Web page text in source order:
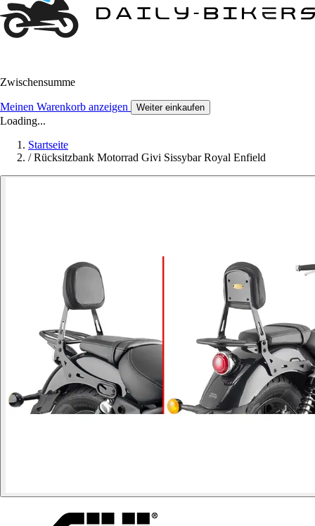
Zwischensumme
Meinen Warenkorb anzeigen Weiter einkaufen
Loading...
Startseite
/ Rücksitzbank Motorrad Givi Sissybar Royal Enfield